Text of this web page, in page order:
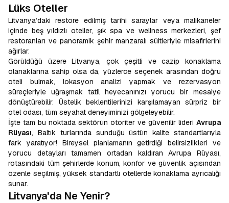
Lüks Oteller
Litvanya’daki restore edilmiş tarihi saraylar veya malikaneler
içinde beş yıldızlı oteller, şık spa ve wellness merkezleri, şef
restoranları ve panoramik şehir manzaralı süitleriyle misafirlerini
ağırlar.
Görüldüğü üzere Litvanya, çok çeşitli ve cazip konaklama
olanaklarına sahip olsa da, yüzlerce seçenek arasından doğru
oteli bulmak, lokasyon analizi yapmak ve rezervasyon
süreçleriyle uğraşmak tatil heyecanınızı yorucu bir mesaiye
dönüştürebilir. Üstelik beklentilerinizi karşılamayan sürpriz bir
otel odası, tüm seyahat deneyiminizi gölgeleyebilir.
İşte tam bu noktada sektörün otoriter ve güvenilir lideri Avrupa
Rüyası, Baltık turlarında sunduğu üstün kalite standartlarıyla
fark yaratıyor! Bireysel planlamanın getirdiği belirsizlikleri ve
yorucu detayları tamamen ortadan kaldıran Avrupa Rüyası,
rotasındaki tüm şehirlerde konum, konfor ve güvenlik açısından
özenle seçilmiş, yüksek standartlı otellerde konaklama ayrıcalığı
sunar.
Litvanya'da Ne Yenir?